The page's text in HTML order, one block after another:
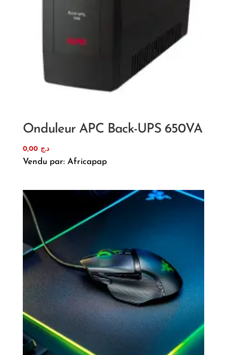
Onduleur APC Back-UPS 650VA
د.ج 0,00
Vendu par: Africapap